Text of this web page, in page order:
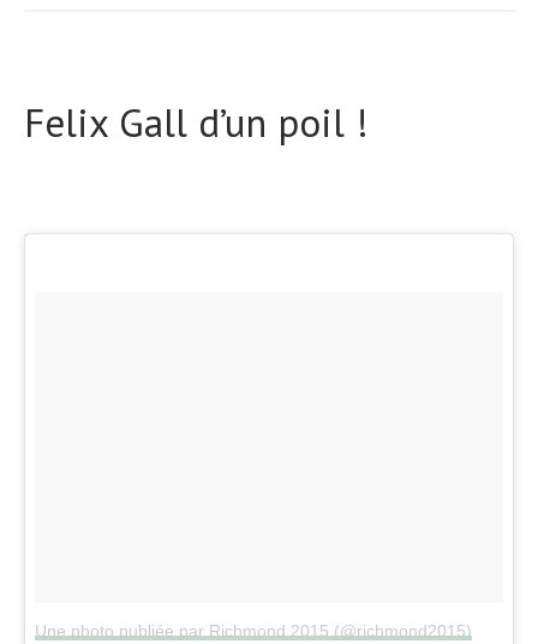
Felix Gall d’un poil !
Une photo publiée par Richmond 2015 (@richmond2015)